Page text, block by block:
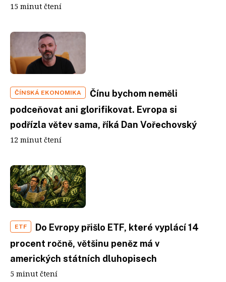
15 minut čtení
ČÍNSKÁ EKONOMIKA
Čínu bychom neměli
podceňovat ani glorifikovat. Evropa si
podřízla větev sama, říká Dan Vořechovský
12 minut čtení
ETF
Do Evropy přišlo ETF, které vyplácí 14
procent ročně, většinu peněz má v
amerických státních dluhopisech
5 minut čtení